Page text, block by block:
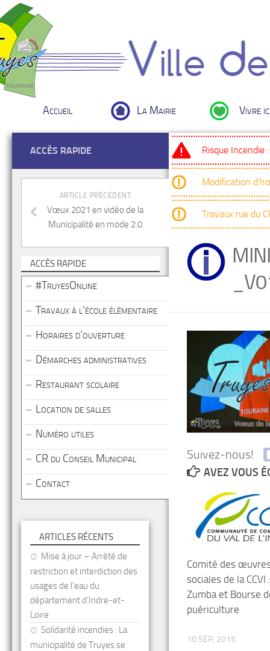
Accueil La Mairie Vivre
Risque Incendie
Modification
Travaux rue du
Suivez-nous!
AVEZ VOUS
Comité des
sociales de la CCVI :
Zumba et Bourse
puériculture
10 SEP, 2015
ACCÈS RAPIDE
ARTICLE PRÉCÉDENT
Vœux 2021 en vidéo de la
Municipalité en mode 2.0
ACCÈS RAPIDE
#TruyesOnline
Travaux à l’école élémentaire
Horaires d’ouverture
Démarches administratives
Restaurant scolaire
Location de salles
Numéro utiles
CR du Conseil Municipal
Contact
ARTICLES RÉCENTS
Mise à jour – Arrêté de
restriction et interdiction des
usages de l’eau du
département d’Indre-et-
Loire
Solidarité incendies : La
municipalité de Truyes se